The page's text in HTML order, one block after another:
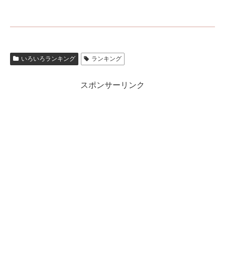
いろいろランキング ランキング
スポンサーリンク